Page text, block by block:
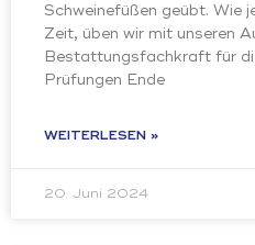
Schweinefüßen geübt. Wie
Zeit, üben wir mit unseren
Bestattungsfachkraft für
Prüfungen Ende
WEITERLESEN »
20. Juni 2024